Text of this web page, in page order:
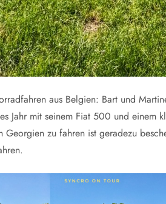
aus Belgien: Bart und
Jahr mit seinem Fiat 500 und
Georgien zu fahren ist geradezu